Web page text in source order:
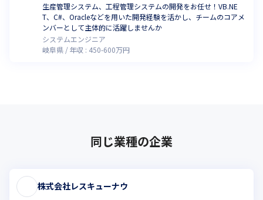
生産管理システム、工程管理システムの開発をお任せ！VB.NE
T、C#、Oracleなどを用いた開発経験を活かし、チームのコアメ
ンバーとして主体的に活躍しませんか
システムエンジニア
岐阜県
年収 : 450-600万円
同じ業種の企業
株式会社レスキューナウ